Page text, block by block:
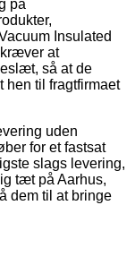
på
Insulated
kræver at
så at de
hen til fragtfirmaet
uden
for et fastsat
slags levering,
tæt på Aarhus,
dem til at bringe